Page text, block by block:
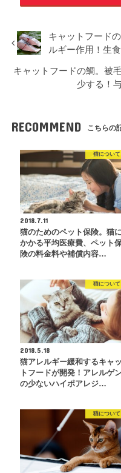
キャットフード
ルギー作用！生食
キャットフードの鯛。被
少する！
RECOMMEND こちらの
猫について
2018.7.11
猫のためのペット保険。猫
かかる平均医療費、ペット
険の料金料や補償内容…
猫について
2018.5.18
猫アレルギー緩和するキャッ
トフードが開発！アレルゲ
の少ないハイポアレジ…
猫について